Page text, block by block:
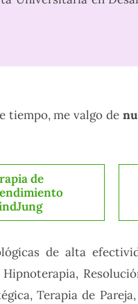
tiempo, me valgo de
de
de alta
Terapia de